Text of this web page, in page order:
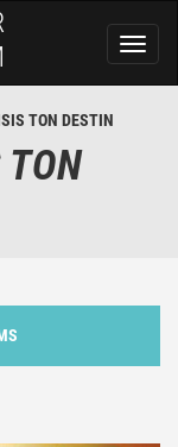
TON DESTIN
TON